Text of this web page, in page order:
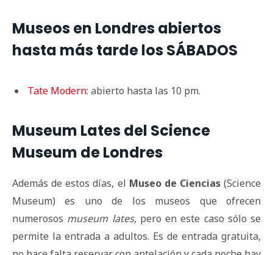
Museos en Londres abiertos
hasta más tarde los SÁBADOS
Tate Modern: abierto hasta las 10 pm.
Museum Lates del Science
Museum de Londres
Además de estos días, el Museo de Ciencias(Science
Museum) es uno de los museos que ofrecen
numerosos museum lates, pero en este caso sólo se
permite la entrada a adultos. Es de entrada gratuita,